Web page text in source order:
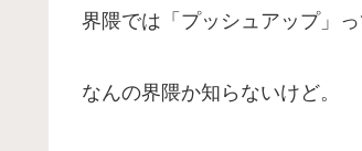
界隈では「プッシュアップ」っ
なんの界隈か知らないけど。